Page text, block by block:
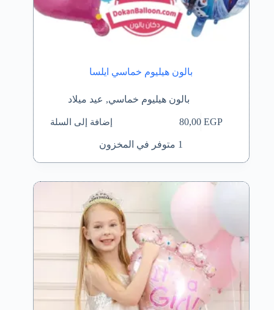
بالون هيليوم خماسي ايلسا
بالون هيليوم خماسي, عيد ميلاد
80,00EGP إضافة إلى السلة
1 متوفر في المخزون